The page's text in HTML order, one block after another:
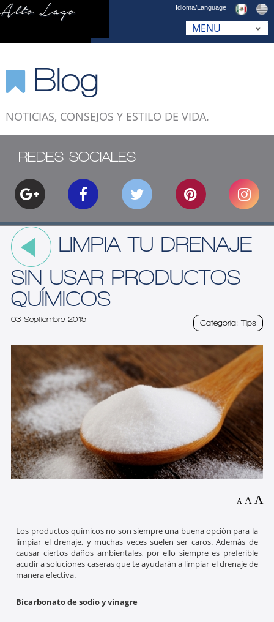
Idioma/Language
Blog
NOTICIAS, CONSEJOS Y ESTILO DE VIDA.
REDES SOCIALES
LIMPIA TU DRENAJE
SIN USAR PRODUCTOS
QUÍMICOS
03 Septiembre 2015 Categoría: Tips
A A A
Los productos químicos no son siempre una buena opción para la
limpiar el drenaje, y muchas veces suelen ser caros. Además de
causar ciertos daños ambientales, por ello siempre es preferible
acudir a soluciones caseras que te ayudarán a limpiar el drenaje de
manera efectiva.
Bicarbonato de sodio y vinagre